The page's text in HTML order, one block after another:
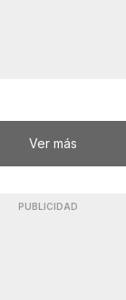
Ver más
PUBLICIDAD